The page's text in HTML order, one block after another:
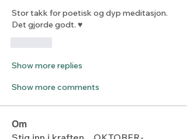
Stor takk for poetisk og dyp meditasjon.
Det gjorde godt. ♥️
Show more replies
Show more comments
Om